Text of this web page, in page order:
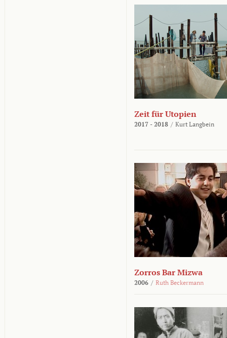
Zeit für Utopien
2017 - 2018 / Kurt Langbein
Zorros Bar Mizwa
2006 / Ruth Beckermann